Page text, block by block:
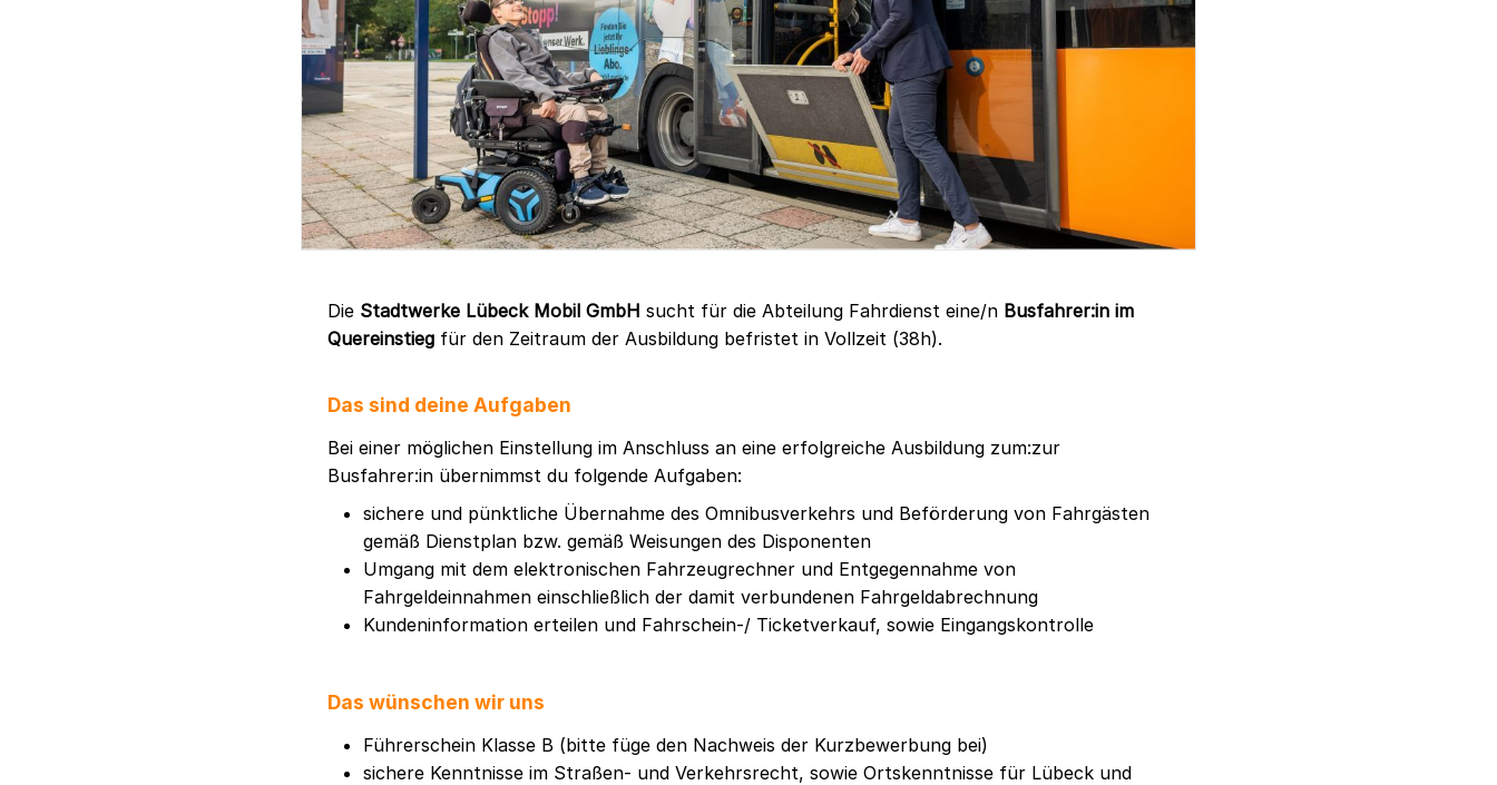
Die Stadtwerke Lübeck Mobil GmbH sucht für die Abteilung Fahrdienst eine/n Busfahrer:in im
Quereinstieg für den Zeitraum der Ausbildung befristet in Vollzeit (38h).
Das sind deine Aufgaben
Bei einer möglichen Einstellung im Anschluss an eine erfolgreiche Ausbildung zum:zur
Busfahrer:in übernimmst du folgende Aufgaben:
sichere und pünktliche Übernahme des Omnibusverkehrs und Beförderung von Fahrgästen
gemäß Dienstplan bzw. gemäß Weisungen des Disponenten
Umgang mit dem elektronischen Fahrzeugrechner und Entgegennahme von
Fahrgeldeinnahmen einschließlich der damit verbundenen Fahrgeldabrechnung
Kundeninformation erteilen und Fahrschein-/ Ticketverkauf, sowie Eingangskontrolle
Das wünschen wir uns
Führerschein Klasse B (bitte füge den Nachweis der Kurzbewerbung bei)
sichere Kenntnisse im Straßen- und Verkehrsrecht, sowie Ortskenntnisse für Lübeck und